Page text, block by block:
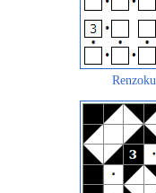
Renzoku